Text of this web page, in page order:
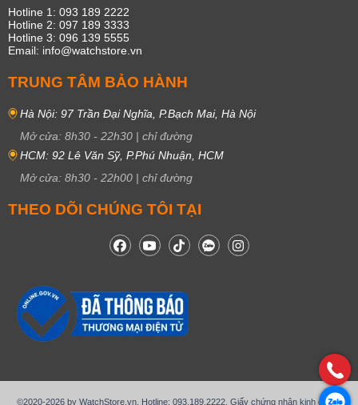
Hotline 1: 093 189 2222
Hotline 2: 097 189 3333
Hotline 3: 096 139 5555
Email: info@watchstore.vn
TRUNG TÂM BẢO HÀNH
Hà Nội: 97 Trần Đại Nghĩa, P.Bạch Mai, Hà Nội
Mở cửa: 8h30 - 22h30 | chỉ đường
HCM: 92 Lê Văn Sỹ, P.Phú Nhuận, HCM
Mở cửa: 8h30 - 22h00 | chỉ đường
THEO DÕI CHÚNG TÔI TẠI
©2020-2026 by WatchStore.vn. Hotline: 093.189.2222. Giấy chứng nhận kinh doanh